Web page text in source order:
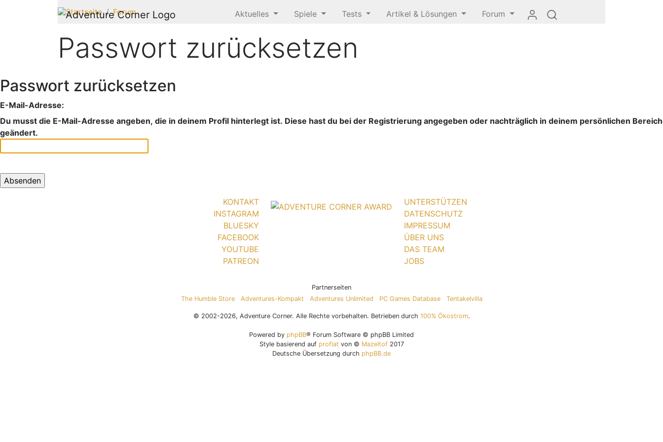
Aktuelles Spiele Tests Artikel & Lösungen Forum
Startseite Forum
Passwort zurücksetzen
Passwort zurücksetzen
E-Mail-Adresse:
Du musst die E-Mail-Adresse angeben, die in deinem Profil hinterlegt ist. Diese hast du bei der Registrierung angegeben oder nachträglich in deinem persönlichen Bereich
geändert.
KONTAKT
INSTAGRAM
BLUESKY
FACEBOOK
YOUTUBE
PATREON
UNTERSTÜTZEN
DATENSCHUTZ
IMPRESSUM
ÜBER UNS
DAS TEAM
JOBS
Partnerseiten
The Humble Store
Adventures-Kompakt Adventures Unlimited PC Games Database Tentakelvilla
© 2002-2026, Adventure Corner. Alle Rechte vorbehalten. Betrieben durch 100% Ökostrom.
Powered by phpBB® Forum Software © phpBB Limited
Style basierend auf proflat von © Mazeltof2017
Deutsche Übersetzung durch phpBB.de